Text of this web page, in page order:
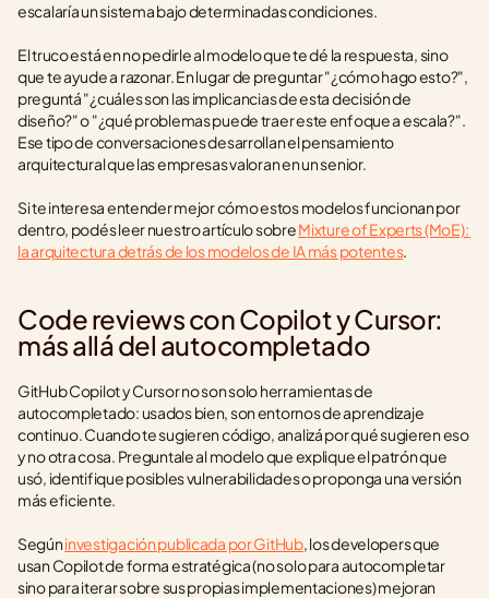
escalaría un sistema bajo determinadas condiciones.
El truco está en no pedirle al modelo que te dé la respuesta, sino
que te ayude a razonar. En lugar de preguntar "¿cómo hago esto?",
preguntá "¿cuáles son las implicancias de esta decisión de
diseño?" o "¿qué problemas puede traer este enfoque a escala?".
Ese tipo de conversaciones desarrollan el pensamiento
arquitectural que las empresas valoran en un senior.
Si te interesa entender mejor cómo estos modelos funcionan por
dentro, podés leer nuestro artículo sobre Mixture of Experts (MoE):
la arquitectura detrás de los modelos de IA más potentes.
Code reviews con Copilot y Cursor:
más allá del autocompletado
GitHub Copilot y Cursor no son solo herramientas de
autocompletado: usados bien, son entornos de aprendizaje
continuo. Cuando te sugieren código, analizá por qué sugieren eso
y no otra cosa. Preguntale al modelo que explique el patrón que
usó, identifique posibles vulnerabilidades o proponga una versión
más eficiente.
Según investigación publicada por GitHub, los developers que
usan Copilot de forma estratégica (no solo para autocompletar
sino para iterar sobre sus propias implementaciones) mejoran